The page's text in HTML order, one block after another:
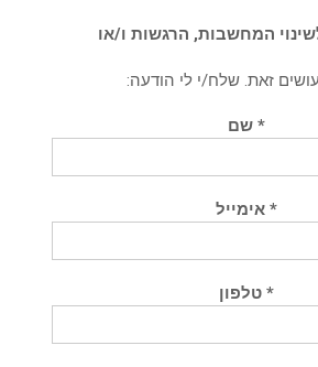
המחשבות, הרגשות ו/או
זאת. שלח/י לי הודעה:
* שם
* אימייל
* טלפון